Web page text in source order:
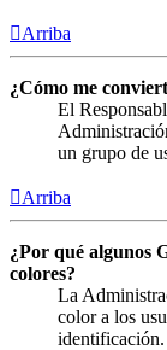
Arriba
¿Cómo me
El
un grupo de
Arriba
¿Por qué algunos
colores?
La
color a los
identificación.